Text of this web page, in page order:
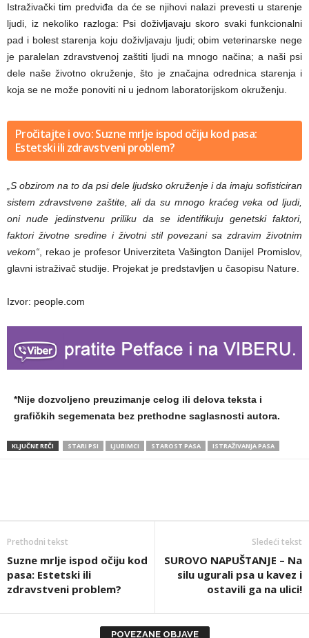
Istraživački tim predviđa da će se njihovi nalazi prevesti u starenje
ljudi, iz nekoliko razloga: Psi doživljavaju skoro svaki funkcionalni
pad i bolest starenja koju doživljavaju ljudi; obim veterinarske nege
je paralelan zdravstvenoj zaštiti ljudi na mnogo načina; a naši psi
dele naše životno okruženje, što je značajna odrednica starenja i
koja se ne može ponoviti ni u jednom laboratorijskom okruženju.
Pročitajte i ovo: Suzne mrlje ispod očiju kod pasa:
Estetski ili zdravstveni problem?
„S obzirom na to da psi dele ljudsko okruženje i da imaju sofisticiran
sistem zdravstvene zaštite, ali da su mnogo kraćeg veka od ljudi,
oni nude jedinstvenu priliku da se identifikuju genetski faktori,
faktori životne sredine i životni stil povezani sa zdravim životnim
vekom“, rekao je profesor Univerziteta Vašington Danijel Promislov,
glavni istraživač studije. Projekat je predstavljen u časopisu Nature.
Izvor: people.com
*Nije dozvoljeno preuzimanje celog ili delova teksta i
grafičkih segemenata bez prethodne saglasnosti autora.
KLJUČNE REČI STARI PSI LJUBIMCI STAROST PASA ISTRAŽIVANJA PASA
Prethodni tekst
Suzne mrlje ispod očiju kod
pasa: Estetski ili
zdravstveni problem?
Sledeći tekst
SUROVO NAPUŠTANJE – Na
silu ugurali psa u kavez i
ostavili ga na ulici!
POVEZANE OBJAVE